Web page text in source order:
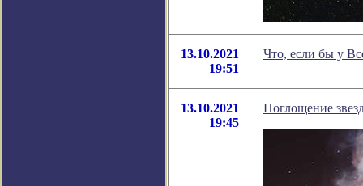
13.10.2021
19:51
Что, если бы у
13.10.2021
19:45
Поглощение